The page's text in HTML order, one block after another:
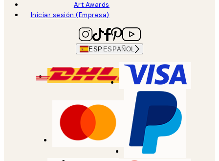
Art Awards
Iniciar sesión (Empresa)
ESP ESPAÑOL